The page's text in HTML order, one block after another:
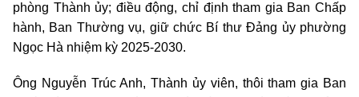
phòng Thành ủy; điều động, chỉ định tham gia Ban Chấp
hành, Ban Thường vụ, giữ chức Bí thư Đảng ủy phường
Ngọc Hà nhiệm kỳ 2025-2030.
Ông Nguyễn Trúc Anh, Thành ủy viên, thôi tham gia Ban